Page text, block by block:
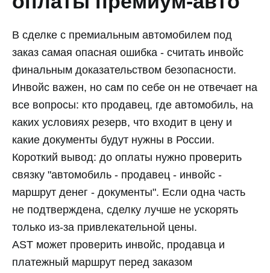
В сделке с премиальным автомобилем под
заказ самая опасная ошибка - считать инвойс
финальным доказательством безопасности.
Инвойс важен, но сам по себе он не отвечает на
все вопросы: кто продавец, где автомобиль, на
каких условиях резерв, что входит в цену и
какие документы будут нужны в России.
Короткий вывод: до оплаты нужно проверить
связку "автомобиль - продавец - инвойс -
маршрут денег - документы". Если одна часть
не подтверждена, сделку лучше не ускорять
только из-за привлекательной цены.
AST может проверить инвойс, продавца и
платежный маршрут перед заказом